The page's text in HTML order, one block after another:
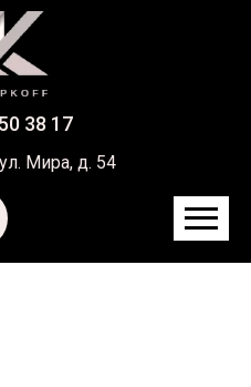
38 17
Мира, д. 54